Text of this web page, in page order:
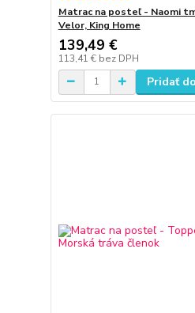
Matrac na posteľ - Naomi
Velor, King Home
139,49 €
113,41 € bez DPH
Pridať